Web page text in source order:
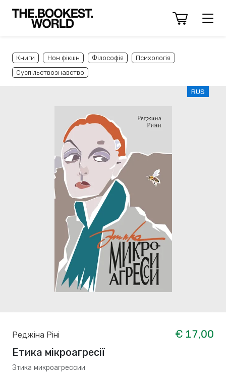
Книги Нон фікшн Філософія
Психологія
Суспільствознавство
RUS
Реджіна Ріні
€ 17,00
Етика мікроагресії
Этика микроагрессии